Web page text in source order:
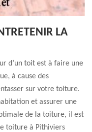
LA
d’un toit est à faire une
à cause des
sur votre toiture.
et assurer une
de la toiture, il est
toiture à Pithiviers